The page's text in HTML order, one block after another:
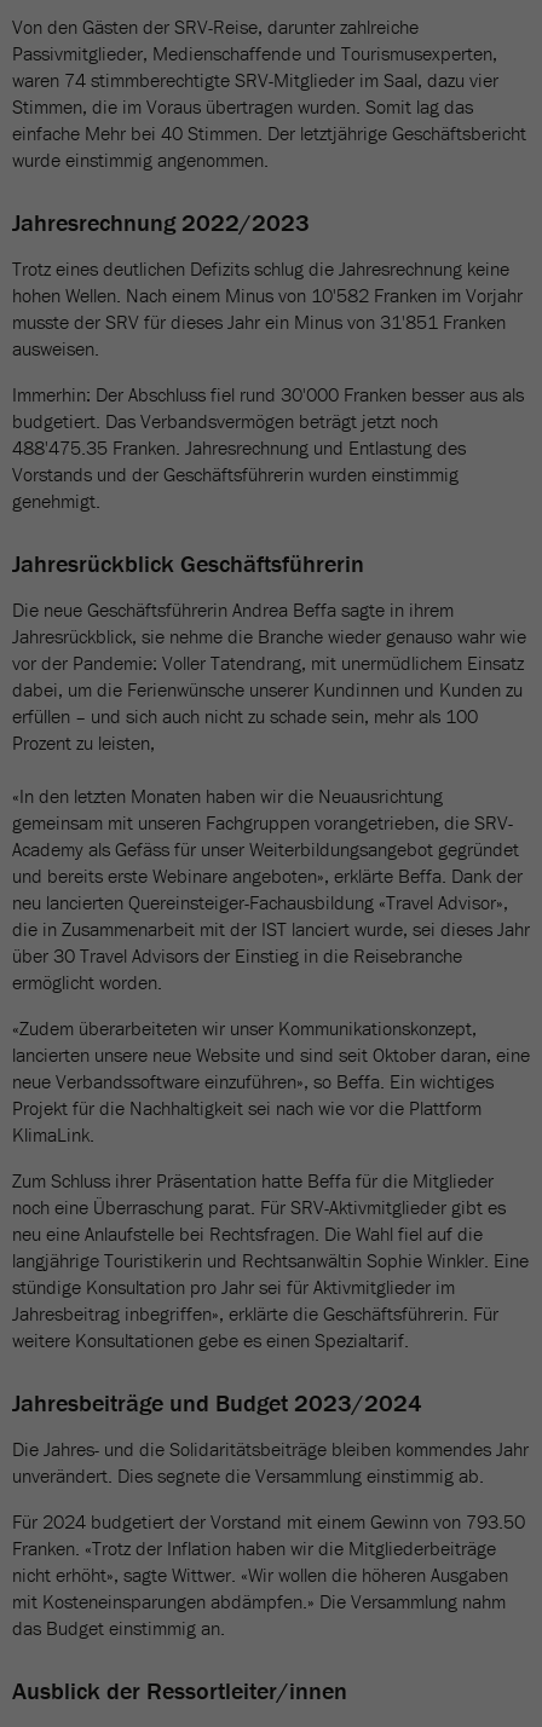
Von den Gästen der SRV-Reise, darunter zahlreiche
Passivmitglieder, Medienschaffende und Tourismusexperten,
waren 74 stimmberechtigte SRV-Mitglieder im Saal, dazu vier
Stimmen, die im Voraus übertragen wurden. Somit lag das
einfache Mehr bei 40 Stimmen. Der letztjährige Geschäftsbericht
wurde einstimmig angenommen.
Jahresrechnung 2022/2023
Trotz eines deutlichen Defizits schlug die Jahresrechnung keine
hohen Wellen. Nach einem Minus von 10'582 Franken im Vorjahr
musste der SRV für dieses Jahr ein Minus von 31'851 Franken
ausweisen.
Immerhin: Der Abschluss fiel rund 30'000 Franken besser aus als
budgetiert. Das Verbandsvermögen beträgt jetzt noch
488'475.35 Franken. Jahresrechnung und Entlastung des
Vorstands und der Geschäftsführerin wurden einstimmig
genehmigt.
Jahresrückblick Geschäftsführerin
Die neue Geschäftsführerin Andrea Beffa sagte in ihrem
Jahresrückblick, sie nehme die Branche wieder genauso wahr wie
vor der Pandemie: Voller Tatendrang, mit unermüdlichem Einsatz
dabei, um die Ferienwünsche unserer Kundinnen und Kunden zu
erfüllen – und sich auch nicht zu schade sein, mehr als 100
Prozent zu leisten,
«In den letzten Monaten haben wir die Neuausrichtung
gemeinsam mit unseren Fachgruppen vorangetrieben, die SRV-
Academy als Gefäss für unser Weiterbildungsangebot gegründet
und bereits erste Webinare angeboten», erklärte Beffa. Dank der
neu lancierten Quereinsteiger-Fachausbildung «Travel Advisor»,
die in Zusammenarbeit mit der IST lanciert wurde, sei dieses Jahr
über 30 Travel Advisors der Einstieg in die Reisebranche
ermöglicht worden.
«Zudem überarbeiteten wir unser Kommunikationskonzept,
lancierten unsere neue Website und sind seit Oktober daran, eine
neue Verbandssoftware einzuführen», so Beffa. Ein wichtiges
Projekt für die Nachhaltigkeit sei nach wie vor die Plattform
KlimaLink.
Zum Schluss ihrer Präsentation hatte Beffa für die Mitglieder
noch eine Überraschung parat. Für SRV-Aktivmitglieder gibt es
neu eine Anlaufstelle bei Rechtsfragen. Die Wahl fiel auf die
langjährige Touristikerin und Rechtsanwältin Sophie Winkler. Eine
stündige Konsultation pro Jahr sei für Aktivmitglieder im
Jahresbeitrag inbegriffen», erklärte die Geschäftsführerin. Für
weitere Konsultationen gebe es einen Spezialtarif.
Jahresbeiträge und Budget 2023/2024
Die Jahres- und die Solidaritätsbeiträge bleiben kommendes Jahr
unverändert. Dies segnete die Versammlung einstimmig ab.
Für 2024 budgetiert der Vorstand mit einem Gewinn von 793.50
Franken. «Trotz der Inflation haben wir die Mitgliederbeiträge
nicht erhöht», sagte Wittwer. «Wir wollen die höheren Ausgaben
mit Kosteneinsparungen abdämpfen.» Die Versammlung nahm
das Budget einstimmig an.
Ausblick der Ressortleiter/innen